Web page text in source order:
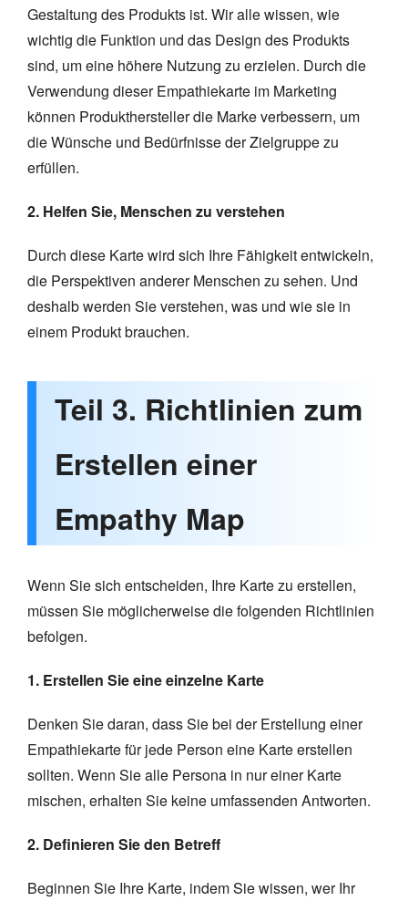
Gestaltung des Produkts ist. Wir alle wissen, wie
wichtig die Funktion und das Design des Produkts
sind, um eine höhere Nutzung zu erzielen. Durch die
Verwendung dieser Empathiekarte im Marketing
können Produkthersteller die Marke verbessern, um
die Wünsche und Bedürfnisse der Zielgruppe zu
erfüllen.
2. Helfen Sie, Menschen zu verstehen
Durch diese Karte wird sich Ihre Fähigkeit entwickeln,
die Perspektiven anderer Menschen zu sehen. Und
deshalb werden Sie verstehen, was und wie sie in
einem Produkt brauchen.
Teil 3. Richtlinien zum
Erstellen einer
Empathy Map
Wenn Sie sich entscheiden, Ihre Karte zu erstellen,
müssen Sie möglicherweise die folgenden Richtlinien
befolgen.
1. Erstellen Sie eine einzelne Karte
Denken Sie daran, dass Sie bei der Erstellung einer
Empathiekarte für jede Person eine Karte erstellen
sollten. Wenn Sie alle Persona in nur einer Karte
mischen, erhalten Sie keine umfassenden Antworten.
2. Definieren Sie den Betreff
Beginnen Sie Ihre Karte, indem Sie wissen, wer Ihr